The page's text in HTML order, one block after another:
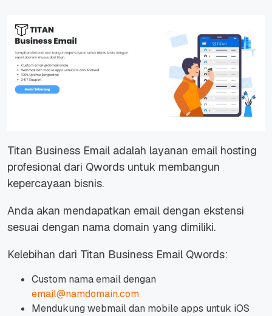
Titan Business Email adalah layanan email hosting
profesional dari Qwords untuk membangun
kepercayaan bisnis.
Anda akan mendapatkan email dengan ekstensi
sesuai dengan nama domain yang dimiliki.
Kelebihan dari Titan Business Email Qwords:
Custom nama email dengan
email@namdomain.com
Mendukung webmail dan mobile apps untuk iOS